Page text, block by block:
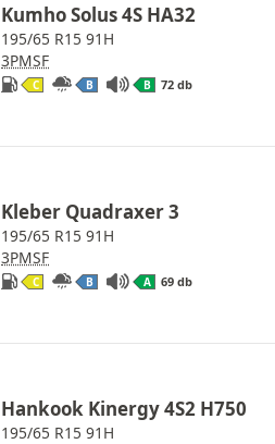
Kumho Solus 4S HA32
195/65 R15 91H
3PMSF
C B B 72 db
Kleber Quadraxer 3
195/65 R15 91H
3PMSF
C B A 69 db
Hankook Kinergy 4S2 H750
195/65 R15 91H